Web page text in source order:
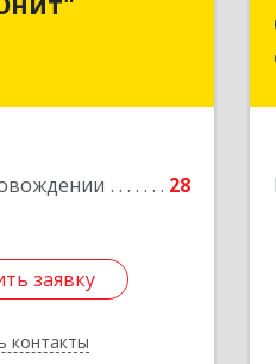
28
заявку
контакты
Подробнее
заявку